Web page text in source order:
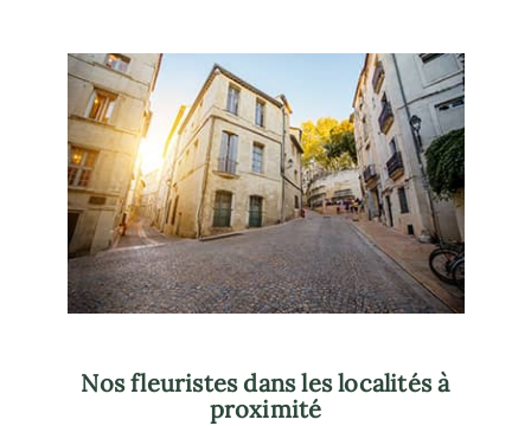
Nos fleuristes dans les localités à
proximité